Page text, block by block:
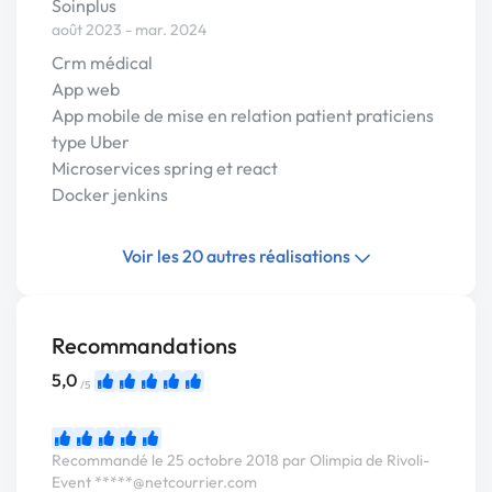
Soinplus
août 2023 - mar. 2024
Crm médical
App web
App mobile de mise en relation patient praticiens
type Uber
Microservices spring et react
Docker jenkins
Voir les 20 autres réalisations
Recommandations
5,0 /5
Recommandé le 25 octobre 2018 par Olimpia de Rivoli-
Event *****@netcourrier.com